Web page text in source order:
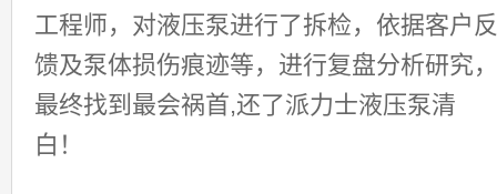
工程师，对液压泵进行了拆检，依据客户反
馈及泵体损伤痕迹等，进行复盘分析研究，
最终找到最会祸首,还了派力士液压泵清
白！